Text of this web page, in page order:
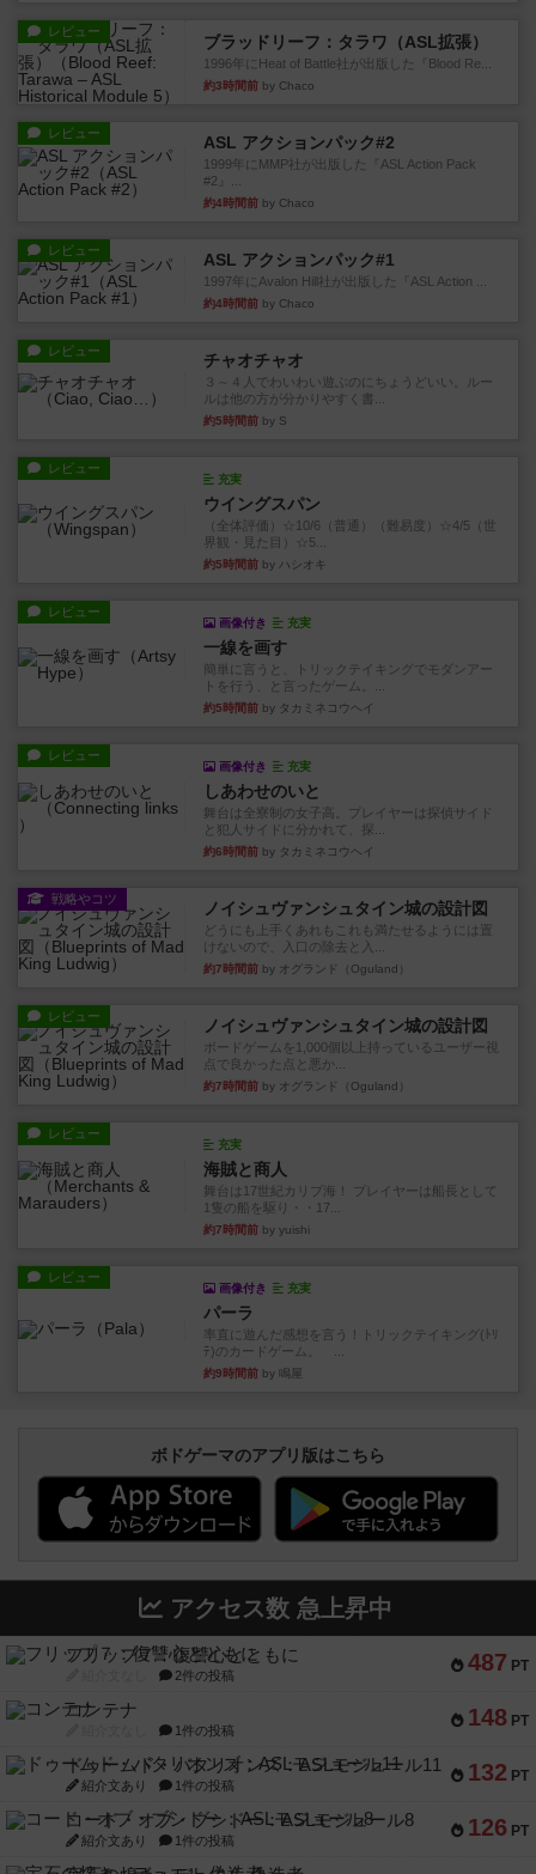
レビュー
ブラッドリーフ：タラワ（ASL拡張）
1996年にHeat of Battle社が出版した『Blood Re...
約3時間前 by Chaco
レビュー ASL アクションパック#2
1999年にMMP社が出版した『ASL Action Pack
#2』...
約4時間前 by Chaco
レビュー ASL アクションパック#1
1997年にAvalon Hill社が出版した『ASL Action ...
約4時間前 by Chaco
レビュー チャオチャオ
３～４人でわいわい遊ぶのにちょうどいい。ルー
ルは他の方が分かりやすく書...
約5時間前 by S
レビュー
充実
ウイングスパン
（全体評価）☆10/6（普通）（難易度）☆4/5（世
界観・見た目）☆5...
約5時間前 by ハシオキ
レビュー
画像付き 充実
一線を画す
簡単に言うと、トリックテイキングでモダンアー
トを行う、と言ったゲーム。...
約5時間前 by タカミネコウヘイ
レビュー
画像付き 充実
しあわせのいと
舞台は全寮制の女子高。プレイヤーは探偵サイド
と犯人サイドに分かれて、探...
約6時間前 by タカミネコウヘイ
戦略やコツ ノイシュヴァンシュタイン城の設計図
どうにも上手くあれもこれも満たせるようには置
けないので、入口の除去と入...
約7時間前 by オグランド（Oguland）
レビュー ノイシュヴァンシュタイン城の設計図
ボードゲームを1,000個以上持っているユーザー視
点で良かった点と悪か...
約7時間前 by オグランド（Oguland）
レビュー
充実
海賊と商人
舞台は17世紀カリブ海！ プレイヤーは船長として
1隻の船を駆り・・17...
約7時間前 by yuishi
レビュー
画像付き 充実
パーラ
率直に遊んだ感想を言う！トリックテイキング(ﾄﾘ
ﾃ)のカードゲーム。 ...
約9時間前 by 鳴屋
ボドゲーマのアプリ版はこちら
アクセス数 急上昇中
487 PT
フリップ７：復讐心とともに
2件の投稿
148 PT
コンテナ
1件の投稿
132 PT
ドゥームド・バタリオンズ：ASLモジュール11
紹介文あり 1件の投稿
126 PT
コード・オブ・ブシドー：ASLモジュール8
紹介文あり 1件の投稿